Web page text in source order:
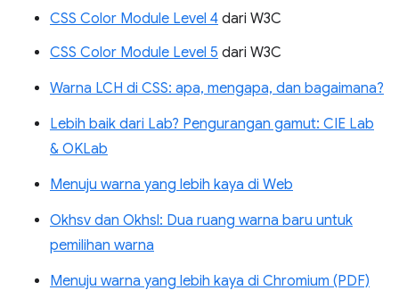
CSS Color Module Level 4 dari W3C
CSS Color Module Level 5 dari W3C
Warna LCH di CSS: apa, mengapa, dan bagaimana?
Lebih baik dari Lab? Pengurangan gamut: CIE Lab
& OKLab
Menuju warna yang lebih kaya di Web
Okhsv dan Okhsl: Dua ruang warna baru untuk
pemilihan warna
Menuju warna yang lebih kaya di Chromium (PDF)